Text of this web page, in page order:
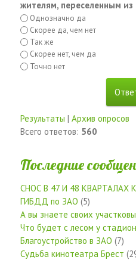
жителям, переселенным
Однозначно да
Скорее да, чем нет
Так же
Скорее нет, чем да
Точно нет
Результаты | Архив опросов
Всего ответов: 560
Последние
СНОС В 47 И 48 КВАРТАЛАХ
ГИБДД по ЗАО (5)
А вы знаете своих
Что будет с лесом у
Благоустройство в ЗАО (7)
Судьба кинотеатра Брест